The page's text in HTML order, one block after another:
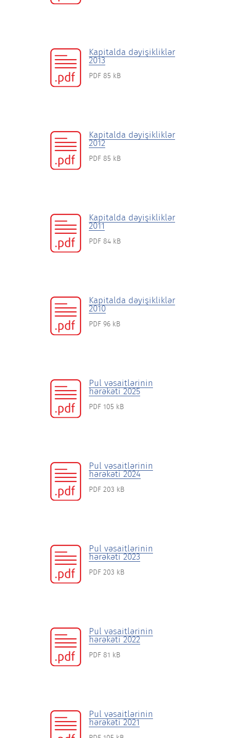
Kapitalda dəyişikliklər
2013
PDF 85 kB
Kapitalda dəyişikliklər
2012
PDF 85 kB
Kapitalda dəyişikliklər
2011
PDF 84 kB
Kapitalda dəyişikliklər
2010
PDF 96 kB
Pul vəsaitlərinin
hərəkəti 2025
PDF 105 kB
Pul vəsaitlərinin
hərəkəti 2024
PDF 203 kB
Pul vəsaitlərinin
hərəkəti 2023
PDF 203 kB
Pul vəsaitlərinin
hərəkəti 2022
PDF 81 kB
Pul vəsaitlərinin
hərəkəti 2021